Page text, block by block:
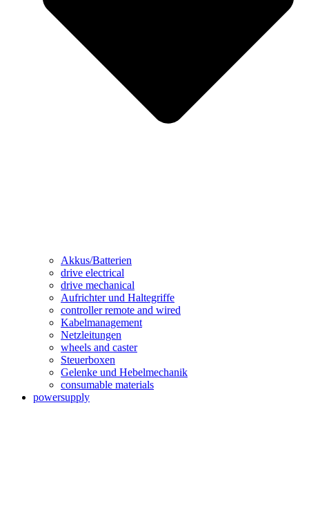
Akkus/Batterien
drive electrical
drive mechanical
Aufrichter und Haltegriffe
controller remote and wired
Kabelmanagement
Netzleitungen
wheels and caster
Steuerboxen
Gelenke und Hebelmechanik
consumable materials
powersupply